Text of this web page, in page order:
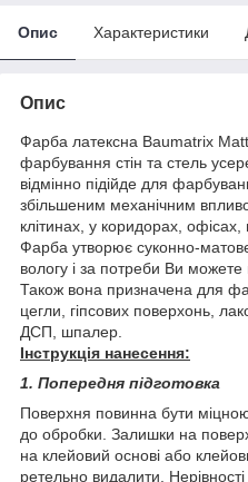
Опис Характеристики
Опис
Фарба латексна Baumatrix
фарбування стін та стель
відмінно підійде для
збільшеним механічним
клітинах, у коридорах, офісах,
Фарба утворює суконно-
вологу і за потреби Ви
Також вона призначена для
цегли, гіпсових поверхонь,
ДСП, шпалер.
Інструкція нанесення:
1. Попередня підготовка
Поверхня повинна бути
до обробки. Залишки на
на клейовий основі або
ретельно видалити.